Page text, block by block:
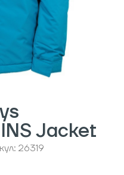
Jacket
26319